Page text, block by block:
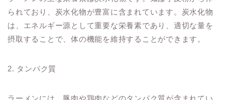
られており、炭水化物が豊富に含まれています。炭水化物
は、エネルギー源として重要な栄養素であり、適切な量を
摂取することで、体の機能を維持することができます。
2. タンパク質